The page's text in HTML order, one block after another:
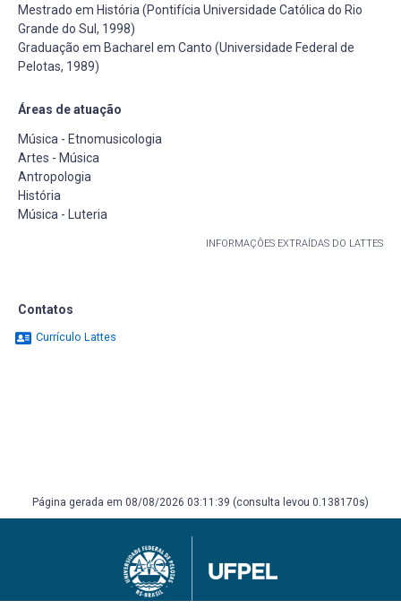
Mestrado em História (Pontifícia Universidade Católica do Rio
Grande do Sul, 1998)
Graduação em Bacharel em Canto (Universidade Federal de
Pelotas, 1989)
Áreas de atuação
Música - Etnomusicologia
Artes - Música
Antropologia
História
Música - Luteria
INFORMAÇÕES EXTRAÍDAS DO LATTES
Contatos
Currículo Lattes
Página gerada em 08/08/2026 03:11:39 (consulta levou 0.138170s)